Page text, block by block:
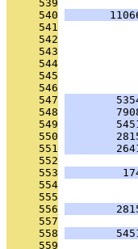
     539
     540
     541
     542
     543
     544
     545
     546
     547
     548
     549
     550
     551
     552
     553
     554
     555
     556
     557
     558
     559